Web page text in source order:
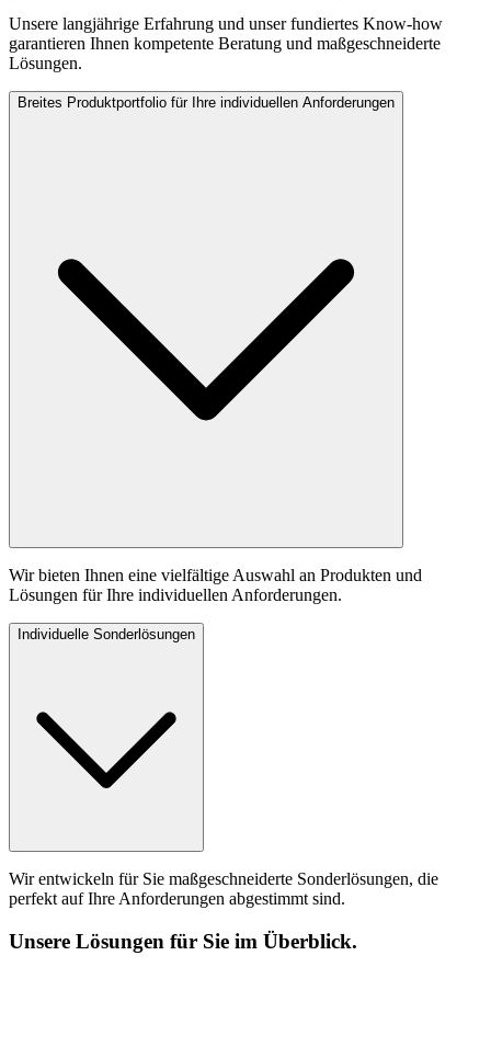
Unsere langjährige Erfahrung und unser fundiertes Know-how
garantieren Ihnen kompetente Beratung und maßgeschneiderte
Lösungen.
Breites Produktportfolio für Ihre individuellen Anforderungen
Wir bieten Ihnen eine vielfältige Auswahl an Produkten und
Lösungen für Ihre individuellen Anforderungen.
Individuelle Sonderlösungen
Wir entwickeln für Sie maßgeschneiderte Sonderlösungen, die
perfekt auf Ihre Anforderungen abgestimmt sind.
Unsere Lösungen für Sie im Überblick.